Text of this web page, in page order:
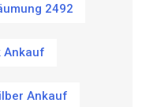
2492
Ankauf
Ankauf